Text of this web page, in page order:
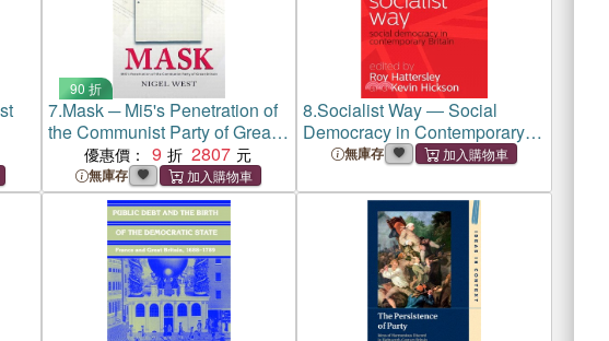
90 折
7.Mask ─ Mi5's Penetration of
the Communist Party of Great
Britain優惠價： 9 2807
無庫存
8.Socialist Way ― Social
Democracy in Contemporary
Britain無庫存